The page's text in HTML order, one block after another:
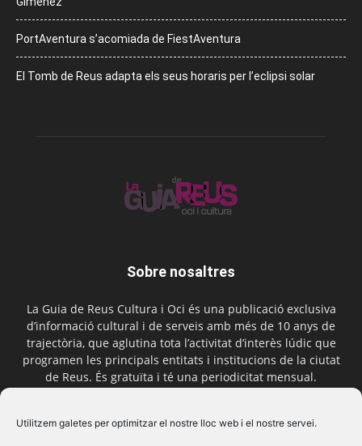
Utilitzem galetes per optimitzar el nostre lloc web i el nostre servei.
PortAventura s’acomiada de FiestAventura
El Tomb de Reus adapta els seus horaris per l’eclipsi solar
Sobre nosaltres
La Guia de Reus Cultura i Oci és una publicació exclusiva
d’informació cultural i de serveis amb més de 10 anys de
trajectòria, que aglutina tota l’activitat d’interès lúdic que
programen les principals entitats i institucions de la ciutat
de Reus. És gratuïta i té una periodicitat mensual.